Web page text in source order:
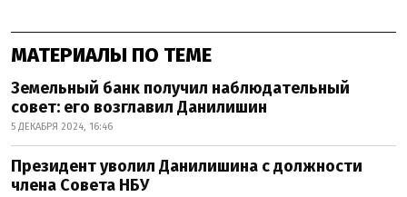
МАТЕРИАЛЫ ПО ТЕМЕ
Земельный банк получил наблюдательный
совет: его возглавил Данилишин
5 ДЕКАБРЯ 2024, 16:46
Президент уволил Данилишина с должности
члена Совета НБУ